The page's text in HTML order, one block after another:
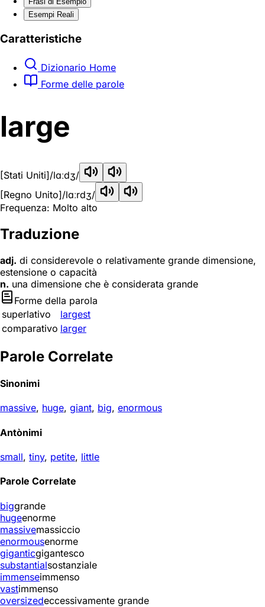
Esempi Reali
Caratteristiche
Dizionario Home
Forme delle parole
large
[Stati Uniti]/lɑːdʒ/
[Regno Unito]/lɑːrdʒ/
Frequenza: Molto alto
Traduzione
adj. di considerevole o relativamente grande dimensione,
estensione o capacità
n. una dimensione che è considerata grande
Forme della parola
superlativo
largest
comparativo larger
Parole Correlate
Sinonimi
massive, huge, giant, big, enormous
Antònimi
small, tiny, petite, little
Parole Correlate
biggrande
hugeenorme
massivemassiccio
enormousenorme
giganticgigantesco
substantialsostanziale
immenseimmenso
vastimmenso
oversizedeccessivamente grande